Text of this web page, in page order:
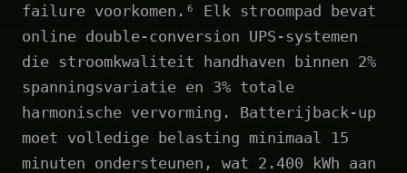
failure voorkomen.⁶ Elk stroompad bevat
online double-conversion UPS-systemen
die stroomkwaliteit handhaven binnen 2%
spanningsvariatie en 3% totale
harmonische vervorming. Batterijback-up
moet volledige belasting minimaal 15
minuten ondersteunen, wat 2.400 kWh aan